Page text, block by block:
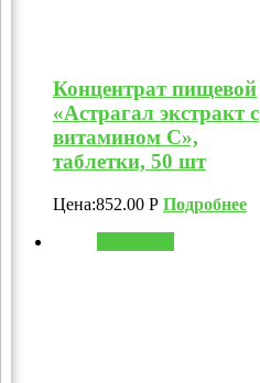
Концентрат пищевой
«Астрагал экстракт с
витамином C»,
таблетки, 50 шт
Цена:852.00 Р Подробнее